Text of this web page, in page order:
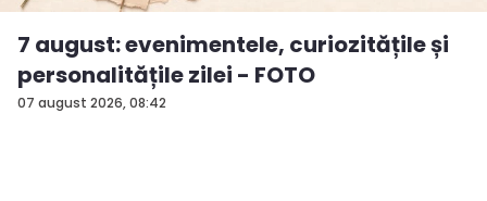
07 august 2026, 08:42
7 august: evenimentele, curiozitățile și
personalitățile zilei - FOTO